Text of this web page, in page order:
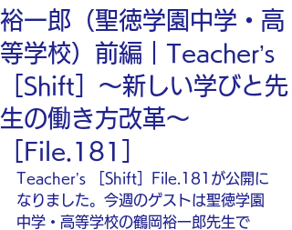
裕一郎（聖徳学園中学・高
等学校）前編｜Teacher’s
［Shift］〜新しい学びと先
生の働き方改革〜
［File.181］
Teacher’s ［Shift］File.181が公開に
なりました。今週のゲストは聖徳学園
中学・高等学校の鶴岡裕一郎先生で